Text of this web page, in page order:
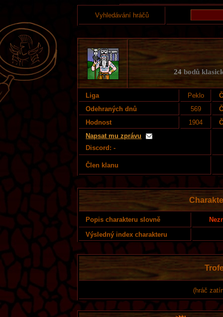
Vyhledávání hráčů
24bodů
Liga Peklo
Odehraných dnů
569
Hodnost
1904
Napsat mu zprávu
Discord: -
Člen klanu
Popis charakteru slovně
Výsledný index charakteru
(hráč